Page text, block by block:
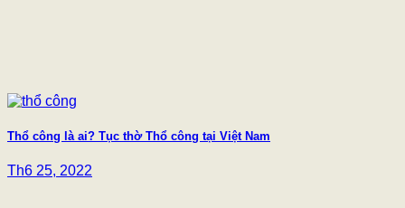
Thổ công là ai? Tục thờ Thổ công tại Việt Nam
Th6 25, 2022